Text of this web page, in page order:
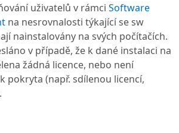
uživatelů v rámci Software
na nesrovnalosti týkající se sw
nainstalovány na svých počítačích.
v případě, že k dané instalaci na
žádná licence, nebo není
pokryta (např. sdílenou licencí,